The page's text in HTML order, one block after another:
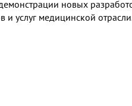
новых
услуг медицинской